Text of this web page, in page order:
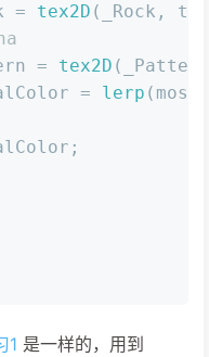
=
tex2D (_Rock,
=
tex2D
=
lerp
1 是一样的，用到